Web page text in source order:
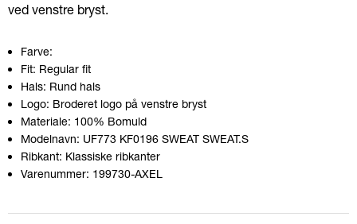
ved venstre bryst.
Farve:
Fit: Regular fit
Hals: Rund hals
Logo: Broderet logo på venstre bryst
Materiale: 100% Bomuld
Modelnavn: UF773 KF0196 SWEAT SWEAT.S
Ribkant: Klassiske ribkanter
Varenummer: 199730-AXEL